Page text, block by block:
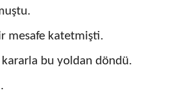
mesafe katetmişti.
bu yoldan döndü.